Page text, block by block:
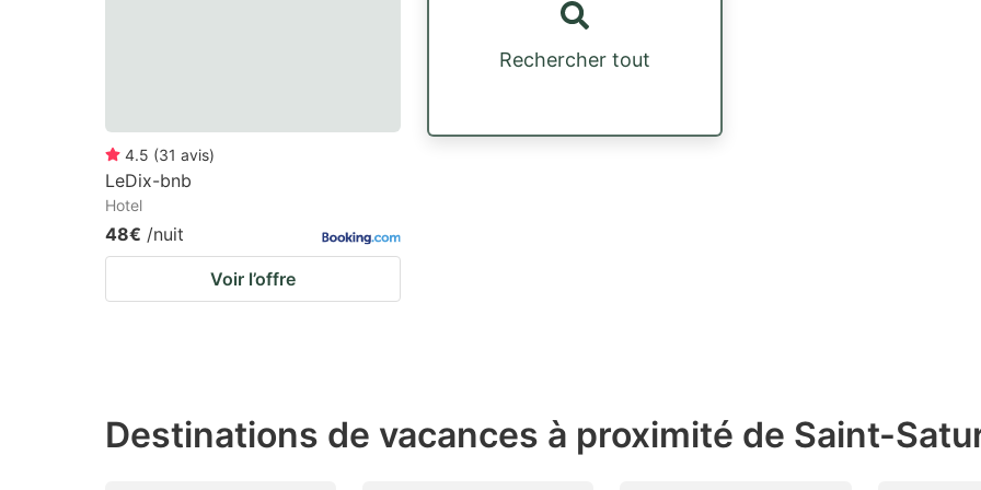
4.5 (31 avis)
LeDix-bnb
Hotel
48€ /nuit
Voir l’offre
Rechercher tout
Destinations de vacances à proximité de Saint-